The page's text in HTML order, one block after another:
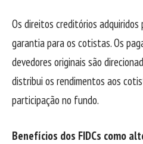
Os direitos creditórios adquiridos
garantia para os cotistas. Os
devedores originais são
distribui os rendimentos aos
participação no fundo.
Benefícios dos FIDCs como